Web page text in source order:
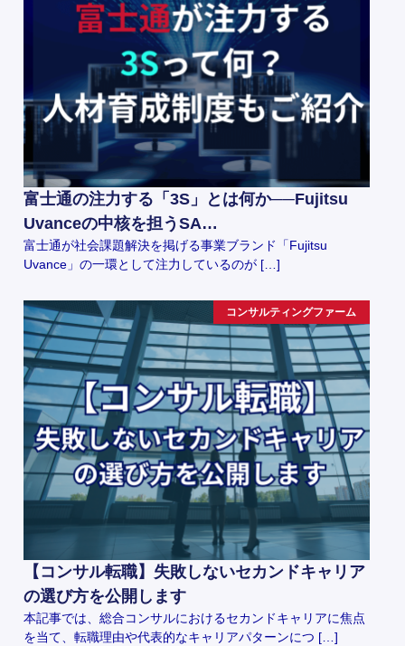
富士通の注力する「3S」とは何か──Fujitsu
Uvanceの中核を担うSA…
富士通が社会課題解決を掲げる事業ブランド「Fujitsu
Uvance」の一環として注力しているのが […]
コンサルティングファーム
【コンサル転職】失敗しないセカンドキャリア
の選び方を公開します
本記事では、総合コンサルにおけるセカンドキャリアに焦点
を当て、転職理由や代表的なキャリアパターンにつ […]